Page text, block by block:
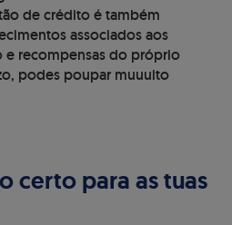
de crédito é também
associados aos
e recompensas do próprio
podes poupar muuuito
certo para as tuas